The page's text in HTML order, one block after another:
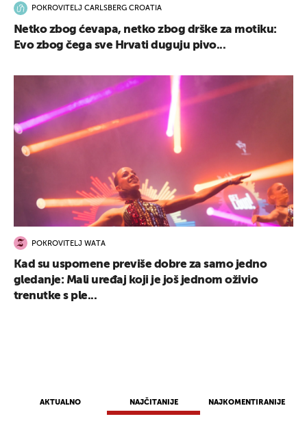
AKTUALNO NAJČITANIJE NAJKOMENTIRANIJE
POKROVITELJ CARLSBERG CROATIA
Netko zbog ćevapa, netko zbog drške za motiku:
Evo zbog čega sve Hrvati duguju pivo...
POKROVITELJ WATA
Kad su uspomene previše dobre za samo jedno
gledanje: Mali uređaj koji je još jednom oživio
trenutke s ple...